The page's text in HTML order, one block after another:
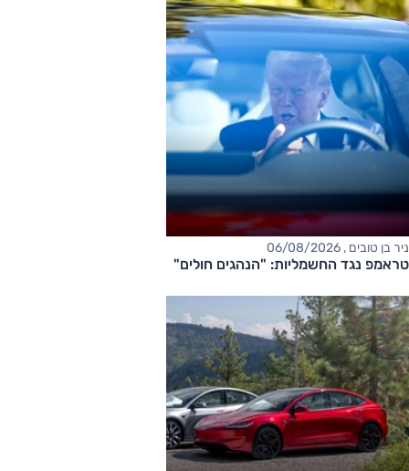
ניר בן טובים , 06/08/2026
טראמפ נגד החשמליות: "הנהגים חולים"